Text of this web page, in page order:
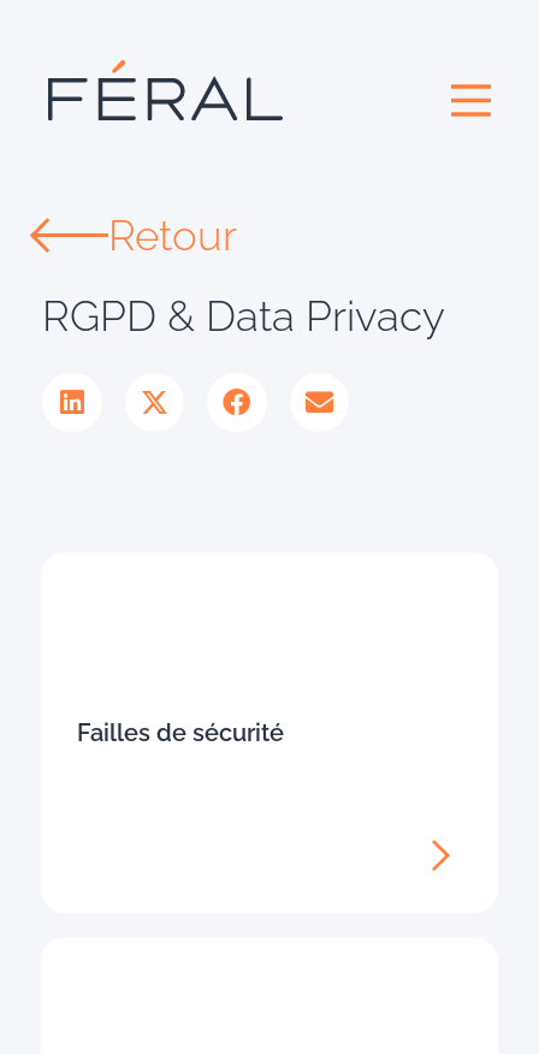
Retour
RGPD & Data Privacy
Failles de sécurité